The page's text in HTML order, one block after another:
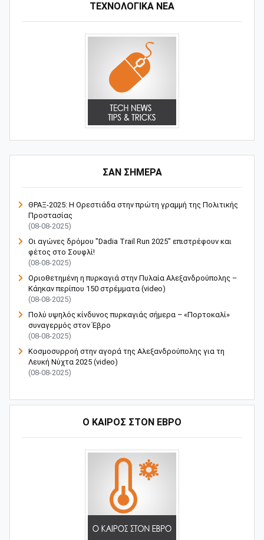
ΤΕΧΝΟΛΟΓΙΚΑ ΝΕΑ
ΣΑΝ ΣΗΜΕΡΑ
ΘΡΑΞ-2025: Η Ορεστιάδα στην πρώτη γραμμή της Πολιτικής
Προστασίας
(08-08-2025)
Οι αγώνες δρόμου "Dadia Trail Run 2025" επιστρέφουν και
φέτος στο Σουφλί!
(08-08-2025)
Οριοθετημένη η πυρκαγιά στην Πυλαία Αλεξανδρούπολης –
Κάηκαν περίπου 150 στρέμματα (video)
(08-08-2025)
Πολύ υψηλός κίνδυνος πυρκαγιάς σήμερα – «Πορτοκαλί»
συναγερμός στον Έβρο
(08-08-2025)
Κοσμοσυρροή στην αγορά της Αλεξανδρούπολης για τη
Λευκή Νύχτα 2025 (video)
(08-08-2025)
Ο ΚΑΙΡΟΣ ΣΤΟΝ ΕΒΡΟ